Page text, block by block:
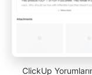
ClickUp